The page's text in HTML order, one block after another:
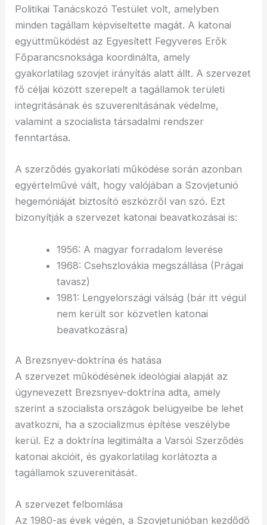
Politikai Tanácskozó Testület volt, amelyben
minden tagállam képviseltette magát. A katonai
együttműködést az Egyesített Fegyveres Erők
Főparancsnoksága koordinálta, amely
gyakorlatilag szovjet irányítás alatt állt. A szervezet
fő céljai között szerepelt a tagállamok területi
integritásának és szuverenitásának védelme,
valamint a szocialista társadalmi rendszer
fenntartása.
A szerződés gyakorlati működése során azonban
egyértelművé vált, hogy valójában a Szovjetunió
hegemóniáját biztosító eszközről van szó. Ezt
bizonyítják a szervezet katonai beavatkozásai is:
1956: A magyar forradalom leverése
1968: Csehszlovákia megszállása (Prágai
tavasz)
1981: Lengyelországi válság (bár itt végül
nem került sor közvetlen katonai
beavatkozásra)
A Brezsnyev-doktrína és hatása
A szervezet működésének ideológiai alapját az
úgynevezett Brezsnyev-doktrína adta, amely
szerint a szocialista országok belügyeibe be lehet
avatkozni, ha a szocializmus építése veszélybe
kerül. Ez a doktrína legitimálta a Varsói Szerződés
katonai akcióit, és gyakorlatilag korlátozta a
tagállamok szuverenitását.
A szervezet felbomlása
Az 1980-as évek végén, a Szovjetunióban kezdődő